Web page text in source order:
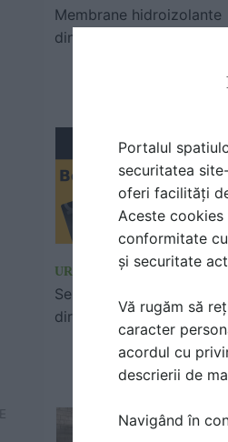
Membrane hidroizolante
din PVC
URGENT BETON
Servicii de livrare beton
direct pe santier
Portalul
securitatea
oferi facilități
Aceste
conformitate
și securitate
Vă rugăm să
caracter
acordul cu
descrierii de
Navigând în